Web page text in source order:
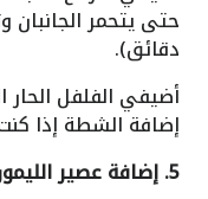
دقائق).
أضيفي الفلفل
إضافة الشطة إذا
5. إضافة عصير الليمون: